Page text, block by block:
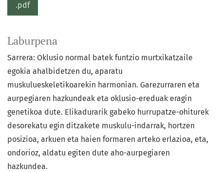
.pdf
Laburpena
Sarrera: Oklusio normal batek funtzio murtxikatzaile
egokia ahalbidetzen du, aparatu
muskulueskeletikoarekin harmonian. Garezurraren eta
aurpegiaren hazkundeak eta oklusio-ereduak eragin
genetikoa dute. Elikadurarik gabeko hurrupatze-ohiturek
desorekatu egin ditzakete muskulu-indarrak, hortzen
posizioa, arkuen eta haien formaren arteko erlazioa, eta,
ondorioz, aldatu egiten dute aho-aurpegiaren
hazkundea.